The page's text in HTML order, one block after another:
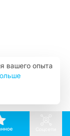
вашего опыта